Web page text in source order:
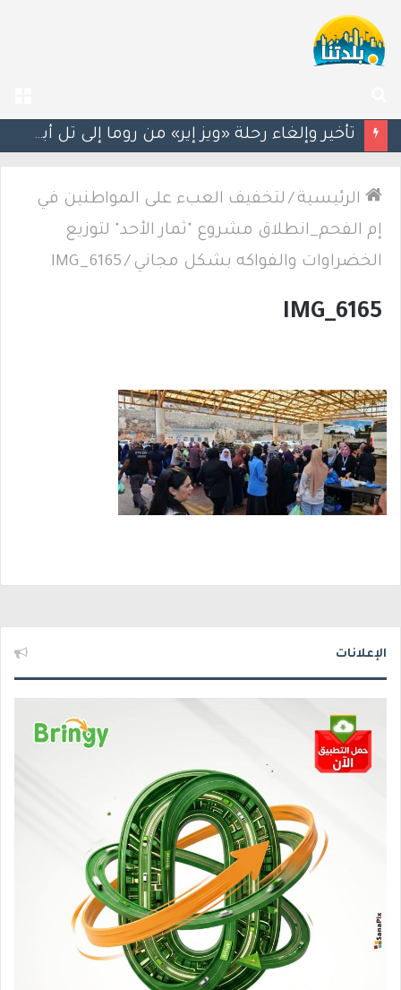
عن
تأخير وإلغاء رحلة «ويز إير» من روما إلى تل أبيب بعد طلب مسافر النزول خشية انتهاك السبت
الرئيسية / لتخفيف العبء على المواطنين في
إم الفحم_انطلاق مشروع "ثمار الأحد" لتوزيع
الخضراوات والفواكه بشكل مجاني /
IMG_6165
IMG_6165
الإعلانات